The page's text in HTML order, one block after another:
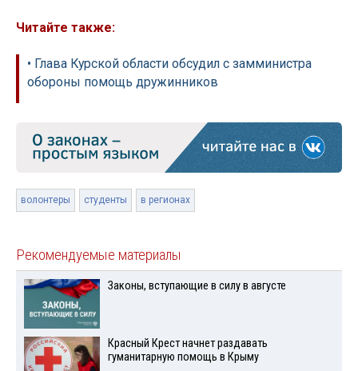
Читайте также:
• Глава Курской области обсудил с замминистра
обороны помощь дружинников
волонтеры студенты в регионах
Рекомендуемые материалы
Законы, вступающие в силу в августе
Красный Крест начнет раздавать
гуманитарную помощь в Крыму